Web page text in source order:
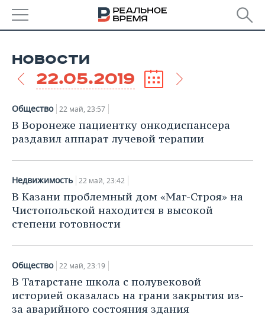
УДМУРТИЯ
НОВОСТИ
НОВОСТИ АНАЛИТИКИ
КОРОЛИ ГОСЗАКАЗА ПФО
ВУЗЫ ТАТАРСТАНА
ЭКОНОМИКА
ФИНАНСЫ
БАНКИ
ИНВЕСТИЦИИ
НОВОСТИ
ПРОМЫШЛЕННОСТИ
АГРОПРОМ
НЕФТЕХИМИЯ
НЕФТЬ
НЕДВИЖИМОСТЬ
НОВОСТИ НЕДВИЖИМОСТИ
АВТО
НОВОСТИ БИЗНЕСА
РОЗНИЧНАЯ ТОРГОВЛЯ
ТРАНСПОРТ
ТЕХНОЛОГИИ
НОВОСТИ ТЕХНОЛОГИЙ
IT
МЕРОПРИЯТИЯ
НОВОСТИ МЕРОПРИЯТИЙ
СПОРТ
НОВОСТИ
22.05.2019
Общество 22 май, 23:57
В Воронеже пациентку онкодиспансера
раздавил аппарат лучевой терапии
Недвижимость 22 май, 23:42
В Казани проблемный дом «Маг-Строя» на
Чистопольской находится в высокой
степени готовности
Общество 22 май, 23:19
В Татарстане школа с полувековой
историей оказалась на грани закрытия из-
за аварийного состояния здания